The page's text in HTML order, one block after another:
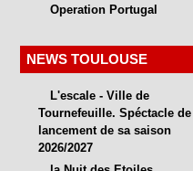
Operation Portugal
NEWS TOULOUSE
L'escale - Ville de
Tournefeuille. Spéctacle de
lancement de sa saison
2026/2027